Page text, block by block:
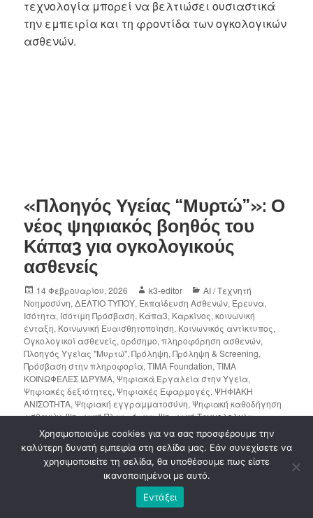
τεχνολογία μπορεί να βελτιώσει ουσιαστικά
την εμπειρία και τη φροντίδα των ογκολογικών
ασθενών.
«Πλοηγός Υγείας “Μυρτώ”»: Ο
νέος ψηφιακός βοηθός του
Κάπα3 για ογκολογικούς
ασθενείς
14 Φεβρουαρίου, 2026 k3-editor
AI / Τεχνητή
Νοημοσύνη,ΔΕΛΤΙΟ ΤΥΠΟΥ, Εκπαίδευση Ασθενών, Έρευνα,
Ισότητα, Ισότιμη Πρόσβαση, Κάπα3, Καρκίνος,κοινωνική
ένταξη, Κοινωνική Ευαισθητοποίηση, Κοινωνικός αντίκτυπος,
Ογκολογικοί ασθενείς,ορόσημο,πληροφόρηση ασθενών,
Πλοηγός Υγείας "Μυρτώ",Πρόληψη,Πρόληψη & Screening,
Πρόσβαση στην πληροφορία,ΤΙΜΑ Foundation,ΤΙΜΑ
ΚΟΙΝΩΦΕΛΕΣ ΙΔΡΥΜΑ,Ψηφιακά Εργαλεία στην Υγεία,
Ψηφιακές δεξιότητες,Ψηφιακές Εφαρμογές,ΨΗΦΙΑΚΗ
ΑΝΙΣΟΤΗΤΑ,Ψηφιακή εγγραμματοσύνη,Ψηφιακή καθοδήγηση
ασθενών,Ψηφιακή Πλατφόρμα,Ψηφιακή Τεχνολολγία,
Ψηφιακή υγεία,Ψυχική υγεία ,Ψυχοκοινωνική Υποστήριξη
2 Comments
Ο Πλοηγός Υγείας “Μυρτώ” φέρνει την ψηφιακή
και AI φροντίδα κοντά στους ασθενείς με
καρκίνο, υποστηρίζοντας την εξατομίκευση και
Χρησιμοποιούμε cookies για να σας προσφέρουμε την
καλύτερη δυνατή εμπειρία στη σελίδα μας. Εάν συνεχίσετε να
χρησιμοποιείτε τη σελίδα, θα υποθέσουμε πως είστε
ικανοποιημένοι με αυτό.
Εντάξει